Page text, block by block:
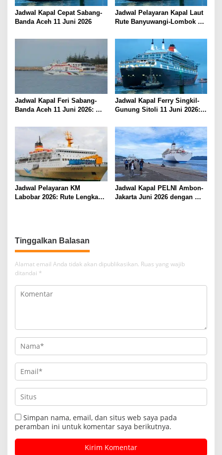
s
Jadwal Kapal Cepat Sabang-
Banda Aceh 11 Juni 2026
Jadwal Pelayaran Kapal Laut
Rute Banyuwangi-Lombok
Jadwal Kapal Feri Sabang-
Banda Aceh 11 Juni 2026:
Penumpang dan Pengemudi
Jadwal Kapal Ferry Singkil-
Gunung Sitoli 11 Juni 2026:
Lengkap
Jadwal Pelayaran KM
Labobar 2026: Rute Lengkap
Jadwal Kapal PELNI Ambon-
Jakarta Juni 2026 dengan
Alamat email Anda tidak akan dipublikasikan. Ruas yang wajib
ditandai *
Simpan nama, email, dan situs web saya pada
peramban ini untuk komentar saya berikutnya.